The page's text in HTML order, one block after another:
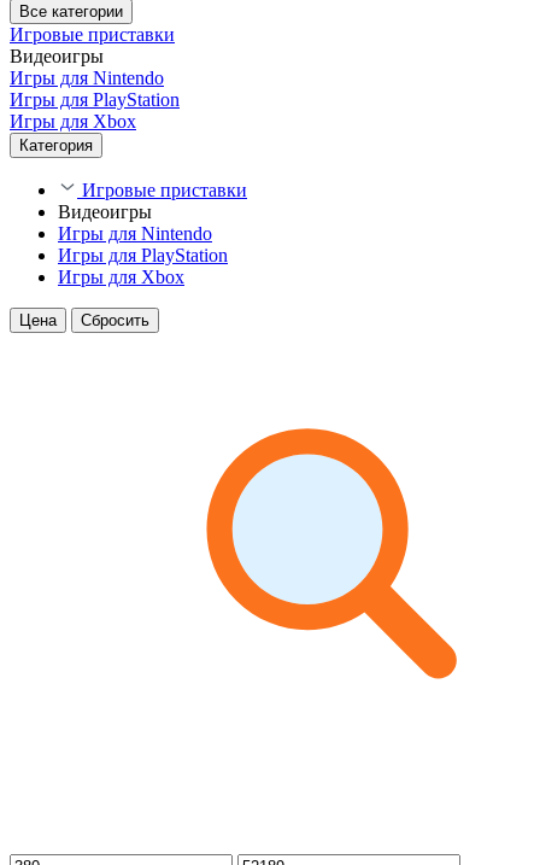
Все категории
Игровые приставки
Видеоигры
Игры для Nintendo
Игры для PlayStation
Игры для Xbox
Категория
Игровые приставки
Видеоигры
Игры для Nintendo
Игры для PlayStation
Игры для Xbox
Цена Сбросить